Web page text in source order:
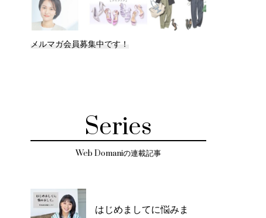
メルマガ会員募集中です！
Series
Web Domaniの連載記事
はじめましてに悩みま